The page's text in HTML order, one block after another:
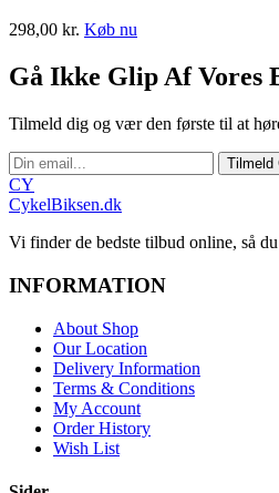
298,00 kr. Køb nu
Gå Ikke Glip Af Vores
Tilmeld dig og vær den første til at
Tilmeld
CY
CykelBiksen.dk
Vi finder de bedste tilbud online, så
INFORMATION
About Shop
Our Location
Delivery Information
Terms & Conditions
My Account
Order History
Wish List